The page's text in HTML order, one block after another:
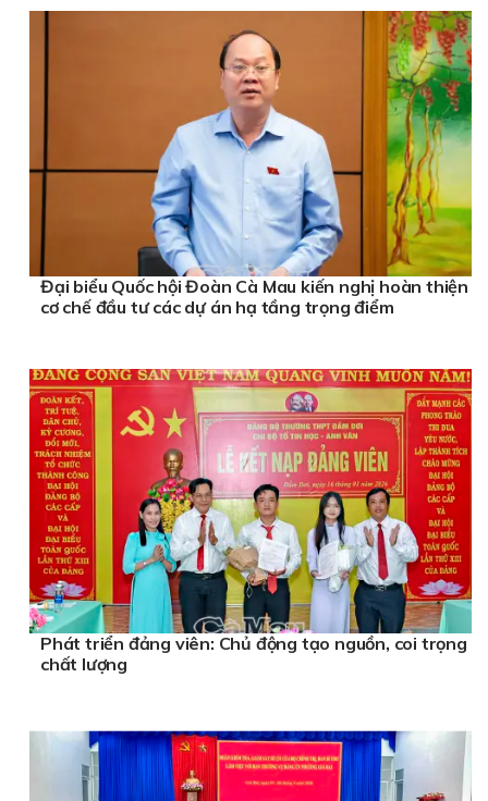
Đại biểu Quốc hội Đoàn Cà Mau kiến nghị hoàn thiện
cơ chế đầu tư các dự án hạ tầng trọng điểm
Phát triển đảng viên: Chủ động tạo nguồn, coi trọng
chất lượng